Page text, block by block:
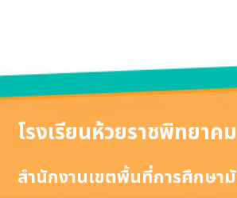
โรงเรียนห้วยราชพิทยาคม
สำนักงานเขตพื้นที่การศึกษา